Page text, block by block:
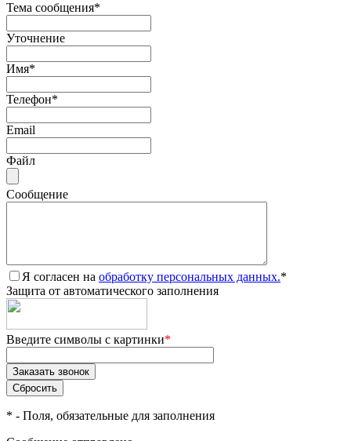
Тема сообщения*
Уточнение
Имя*
Телефон*
Email
Файл
Сообщение
Я согласен на обработку персональных данных.*
Защита от автоматического заполнения
Введите символы с картинки*
* - Поля, обязательные для заполнения